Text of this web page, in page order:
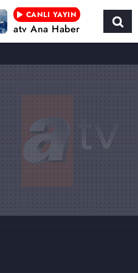
CANLI YAYIN
atv Ana Haber